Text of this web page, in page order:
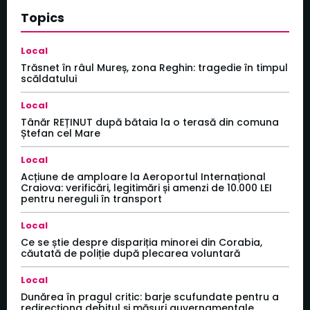
Topics
Local
Trăsnet în râul Mureș, zona Reghin: tragedie în timpul
scăldatului
Local
Tânăr REȚINUT după bătaia la o terasă din comuna
Ștefan cel Mare
Local
Acțiune de amploare la Aeroportul Internațional
Craiova: verificări, legitimări și amenzi de 10.000 LEI
pentru nereguli în transport
Local
Ce se știe despre dispariția minorei din Corabia,
căutată de poliție după plecarea voluntară
Local
Dunărea în pragul critic: barje scufundate pentru a